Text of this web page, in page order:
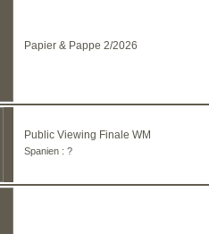
Papier & Pappe 2/2026
Public Viewing Finale WM
Spanien : ?